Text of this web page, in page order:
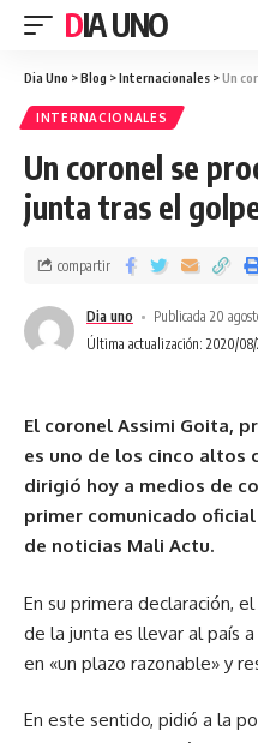
DIA UNO
Dia Uno >Blog >Internacionales >Un
INTERNACIONALES
Un coronel se
junta tras el
Última actualización: 2020/
Dia uno Publicada 20
compartir
El coronel Assimi Goita,
es uno de los cinco altos
dirigió hoy a medios de
primer comunicado
de noticias Mali Actu.
En su primera declaración,
de la junta es llevar al país
en «un plazo razonable» y
En este sentido, pidió a la